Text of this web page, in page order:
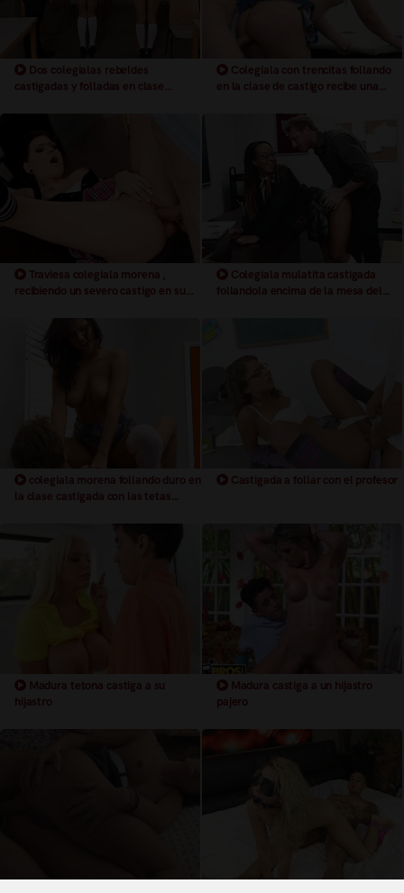
Dos colegialas rebeldes
castigadas y folladas en clase
Colegiala con trencitas follando
en la clase de castigo recibe una
Traviesa colegiala morena ,
recibiendo un severo castigo en su
Colegiala mulatita castigada
follandola encima de la mesa del
colegiala morena follando duro en
la clase castigada con las tetas
Castigada a follar con el profesor
Madura tetona castiga a su
hijastro
Madura castiga a un hijastro
pajero